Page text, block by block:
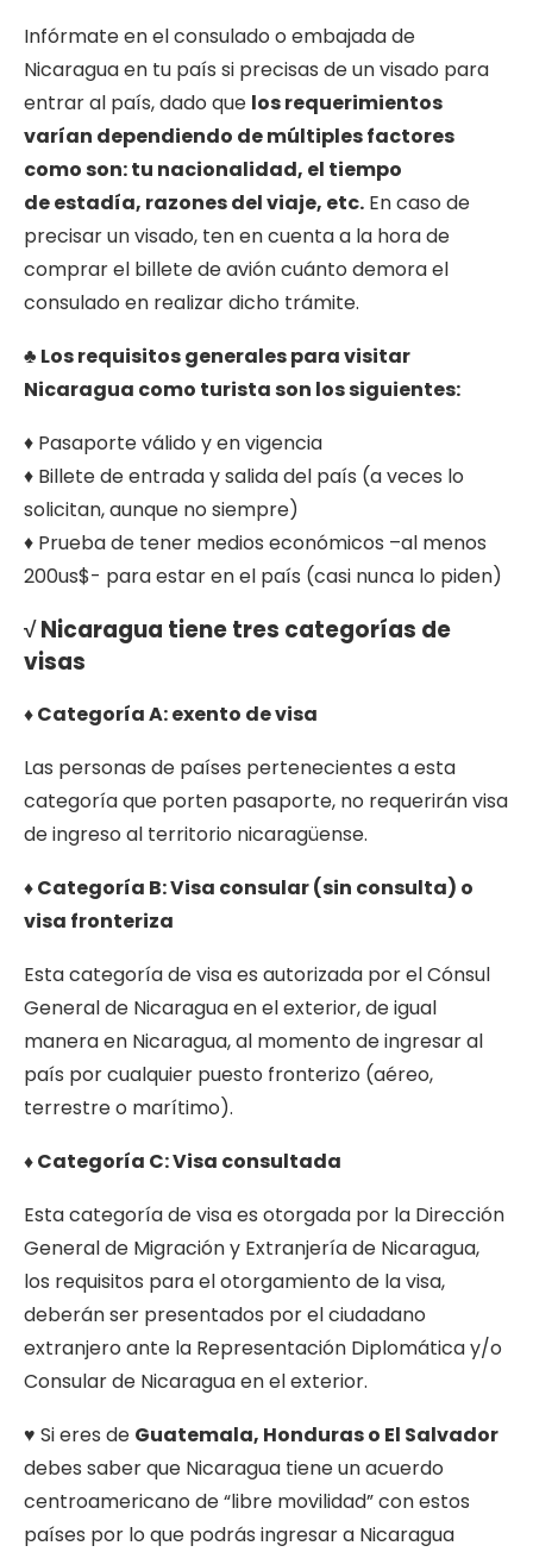
Infórmate en el consulado o embajada de
Nicaragua en tu país si precisas de un visado para
entrar al país, dado que los requerimientos
varían dependiendo de múltiples factores
como son: tu nacionalidad, el tiempo
de estadía, razones del viaje, etc. En caso de
precisar un visado, ten en cuenta a la hora de
comprar el billete de avión cuánto demora el
consulado en realizar dicho trámite.
♣ Los requisitos generales para visitar
Nicaragua como turista son los siguientes:
♦ Pasaporte válido y en vigencia
♦ Billete de entrada y salida del país (a veces lo
solicitan, aunque no siempre)
♦ Prueba de tener medios económicos –al menos
200us$- para estar en el país (casi nunca lo piden)
√ Nicaragua tiene tres categorías de
visas
♦ Categoría A: exento de visa
Las personas de países pertenecientes a esta
categoría que porten pasaporte, no requerirán visa
de ingreso al territorio nicaragüense.
♦ Categoría B: Visa consular (sin consulta) o
visa fronteriza
Esta categoría de visa es autorizada por el Cónsul
General de Nicaragua en el exterior, de igual
manera en Nicaragua, al momento de ingresar al
país por cualquier puesto fronterizo (aéreo,
terrestre o marítimo).
♦ Categoría C: Visa consultada
Esta categoría de visa es otorgada por la Dirección
General de Migración y Extranjería de Nicaragua,
los requisitos para el otorgamiento de la visa,
deberán ser presentados por el ciudadano
extranjero ante la Representación Diplomática y/o
Consular de Nicaragua en el exterior.
♥ Si eres de Guatemala, Honduras o El Salvador
debes saber que Nicaragua tiene un acuerdo
centroamericano de “libre movilidad” con estos
países por lo que podrás ingresar a Nicaragua